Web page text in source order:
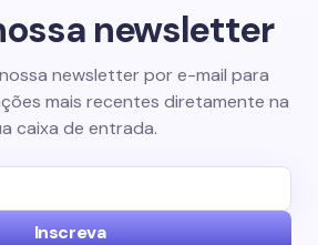
newsletter
newsletter por e-mail para
mais recentes diretamente na
caixa de entrada.
Inscreva